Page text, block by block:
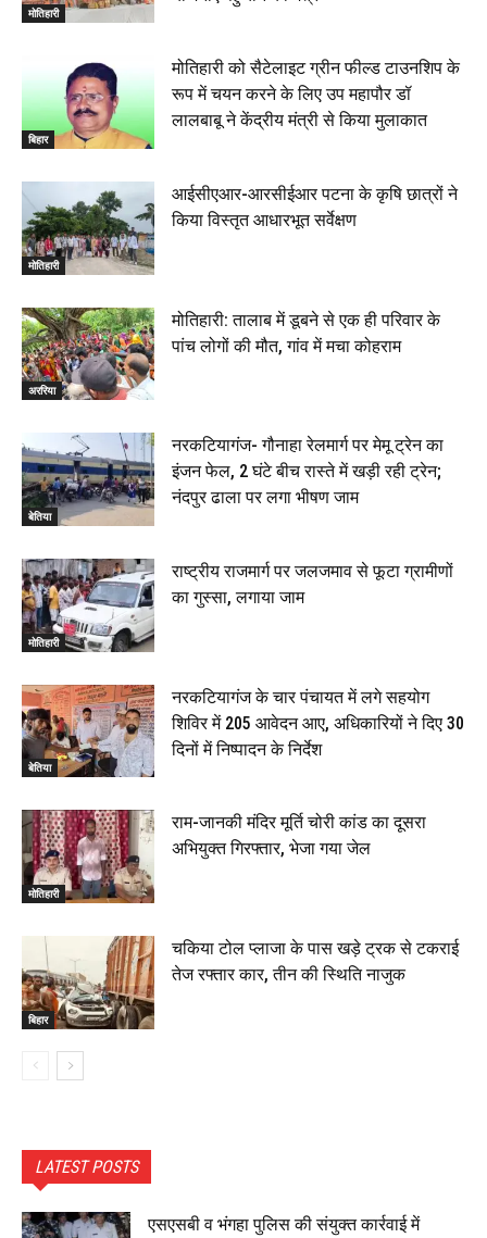
मोतिहारी
बिहार
मोतिहारी को सैटेलाइट ग्रीन फील्ड टाउनशिप के
रूप में चयन करने के लिए उप महापौर डॉ
लालबाबू ने केंद्रीय मंत्री से किया मुलाकात
मोतिहारी
आईसीएआर-आरसीईआर पटना के कृषि छात्रों ने
किया विस्तृत आधारभूत सर्वेक्षण
अररिया
मोतिहारी: तालाब में डूबने से एक ही परिवार के
पांच लोगों की मौत, गांव में मचा कोहराम
बेतिया
नरकटियागंज- गौनाहा रेलमार्ग पर मेमू ट्रेन का
इंजन फेल, 2 घंटे बीच रास्ते में खड़ी रही ट्रेन;
नंदपुर ढाला पर लगा भीषण जाम
मोतिहारी
राष्ट्रीय राजमार्ग पर जलजमाव से फूटा ग्रामीणों
का गुस्सा, लगाया जाम
बेतिया
नरकटियागंज के चार पंचायत में लगे सहयोग
शिविर में 205 आवेदन आए, अधिकारियों ने दिए 30
दिनों में निष्पादन के निर्देश
मोतिहारी
राम-जानकी मंदिर मूर्ति चोरी कांड का दूसरा
अभियुक्त गिरफ्तार, भेजा गया जेल
बिहार
चकिया टोल प्लाजा के पास खड़े ट्रक से टकराई
तेज रफ्तार कार, तीन की स्थिति नाजुक
LATEST POSTS
एसएसबी व भंगहा पुलिस की संयुक्त कार्रवाई में